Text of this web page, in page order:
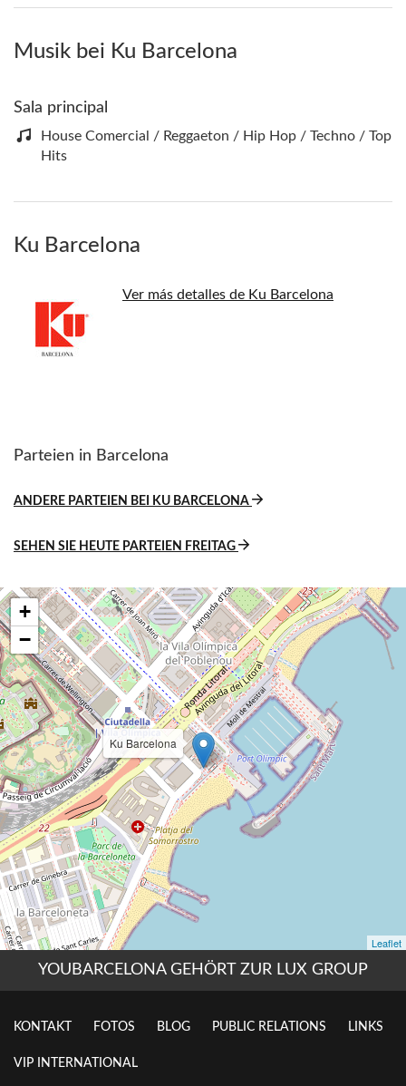
Musik bei Ku Barcelona
Sala principal
House Comercial / Reggaeton / Hip Hop / Techno / Top
Hits
Ku Barcelona
Ver más detalles de Ku Barcelona
Parteien in Barcelona
ANDERE PARTEIEN BEI KU BARCELONA
SEHEN SIE HEUTE PARTEIEN FREITAG
YOUBARCELONA GEHÖRT ZUR LUX GROUP
KONTAKT FOTOS BLOG PUBLIC RELATIONS LINKS
VIP INTERNATIONAL